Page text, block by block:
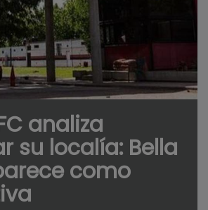
analiza
su localía: Bella
como